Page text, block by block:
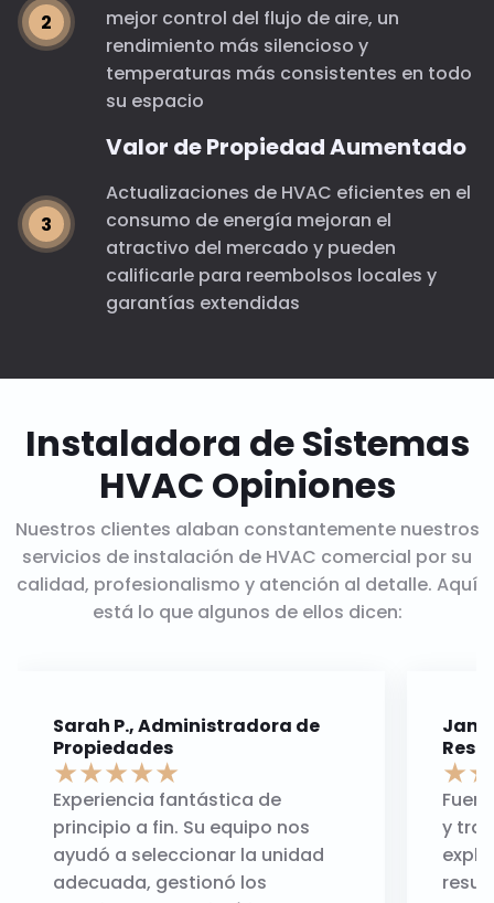
mejor control del flujo de aire, un
rendimiento más silencioso y
temperaturas más consistentes en todo
su espacio
Valor de Propiedad Aumentado
Actualizaciones de HVAC eficientes en el
consumo de energía mejoran el
atractivo del mercado y pueden
calificarle para reembolsos locales y
garantías extendidas
Instaladora de Sistemas
HVAC Opiniones
Nuestros clientes alaban constantemente nuestros
servicios de instalación de HVAC comercial por su
calidad, profesionalismo y atención al detalle. Aquí
está lo que algunos de ellos dicen:
Sarah P., Administradora de
Propiedades
★★★★★
Experiencia fantástica de
principio a fin. Su equipo nos
ayudó a seleccionar la unidad
adecuada, gestionó los
★★
y